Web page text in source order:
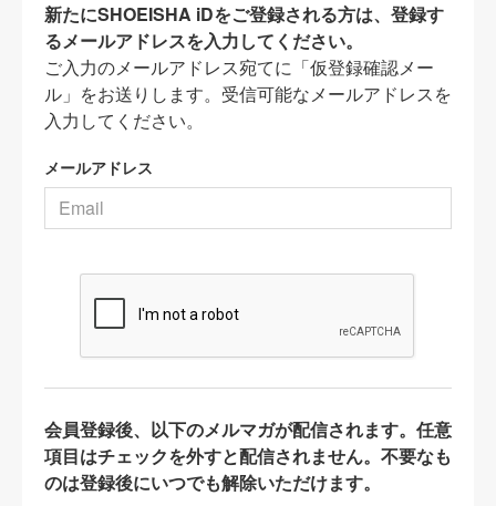
新たにSHOEISHA iDをご登録される方は、登録す
るメールアドレスを入力してください。
ご入力のメールアドレス宛てに「仮登録確認メー
ル」をお送りします。受信可能なメールアドレスを
入力してください。
メールアドレス
会員登録後、以下のメルマガが配信されます。任意
項目はチェックを外すと配信されません。不要なも
のは登録後にいつでも解除いただけます。